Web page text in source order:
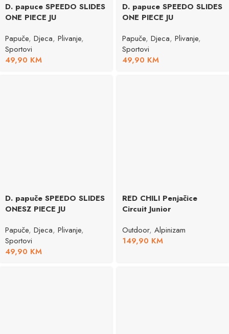
D. papuce SPEEDO SLIDES
ONE PIECE JU
Papuče, Djeca, Plivanje,
Sportovi
49,90 KM
D. papuce SPEEDO SLIDES
ONE PIECE JU
Papuče, Djeca, Plivanje,
Sportovi
49,90 KM
D. papuče SPEEDO SLIDES
ONESZ PIECE JU
Papuče, Djeca, Plivanje,
Sportovi
49,90 KM
RED CHILI Penjačice
Circuit Junior
Outdoor, Alpinizam
149,90 KM